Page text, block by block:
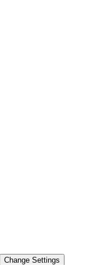
Change Settings